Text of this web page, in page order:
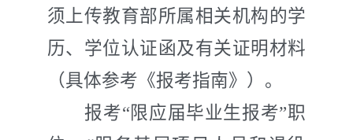
须上传教育部所属相关机构的学
历、 学位认证函及有关证明材料
（具体参考《报考指南》）。
报考“限应届毕业生报考”职